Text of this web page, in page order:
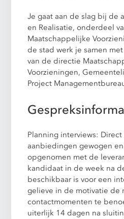
Je gaat aan de slag bij de
en Realisatie, onderdeel
Maatschappelijke
de stad werk je samen
van de directie
Voorzieningen,
Project
Planning interviews:
aanbiedingen gewogen
opgenomen met de
kandidaat in de week na
beschikbaar is voor een
gelieve in de motivatie de
contactmomenten te
uiterlijk 14 dagen na